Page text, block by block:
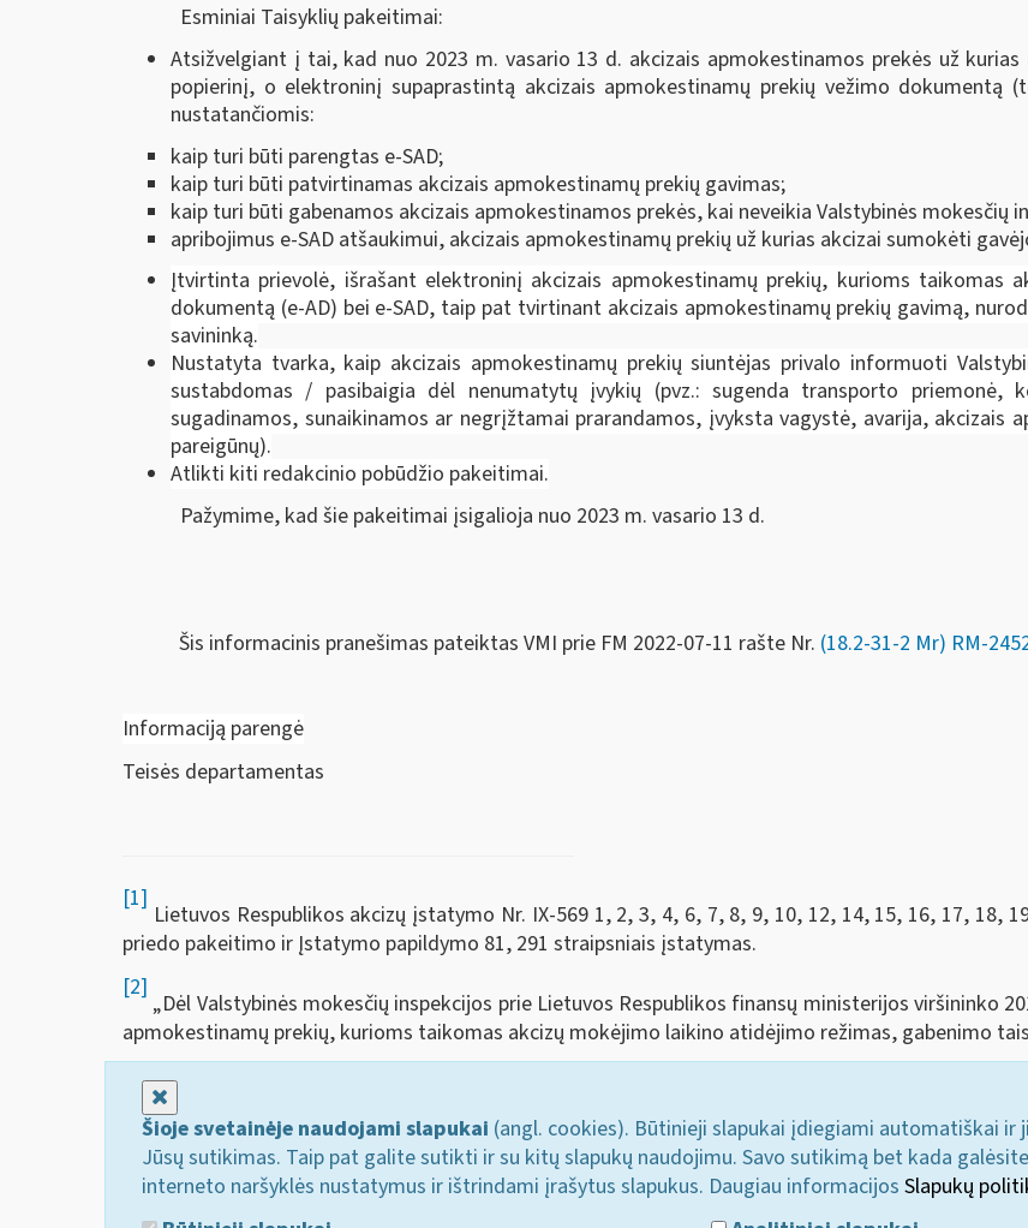
Esminiai Taisyklių pakeitimai:
Atsižvelgiant į tai, kad nuo 2023 m. vasario 13 d. akcizais apmokestinamos prekės už
popierinį, o elektroninį supaprastintą akcizais apmokestinamų prekių vežimo dokumentą
nustatančiomis:
kaip turi būti parengtas e-SAD;
kaip turi būti patvirtinamas akcizais apmokestinamų prekių gavimas;
kaip turi būti gabenamos akcizais apmokestinamos prekės, kai neveikia Valstybinės mokesčių
apribojimus e-SAD atšaukimui, akcizais apmokestinamų prekių už kurias akcizai sumokėti
Įtvirtinta prievolė, išrašant elektroninį akcizais apmokestinamų prekių, kurioms taikomas
dokumentą (e-AD) bei e-SAD, taip pat tvirtinant akcizais apmokestinamų prekių gavimą,
savininką.
Nustatyta tvarka, kaip akcizais apmokestinamų prekių siuntėjas privalo informuoti
sustabdomas / pasibaigia dėl nenumatytų įvykių (pvz.: sugenda transporto priemonė,
sugadinamos, sunaikinamos ar negrįžtamai prarandamos, įvyksta vagystė, avarija, akcizais
pareigūnų).
Atlikti kiti redakcinio pobūdžio pakeitimai.
Pažymime, kad šie pakeitimai įsigalioja nuo 2023 m. vasario 13 d.
Šis informacinis pranešimas pateiktas VMI prie FM 2022-07-11 rašte Nr. (18.2-31-2 Mr) RM-
Informaciją parengė
Teisės departamentas
[1]
Lietuvos Respublikos akcizų įstatymo Nr. IX-569 1, 2, 3, 4, 6, 7, 8, 9, 10, 12, 14, 15, 16, 17, 18,
priedo pakeitimo ir Įstatymo papildymo 81, 291 straipsniais įstatymas.
[2]
„Dėl Valstybinės mokesčių inspekcijos prie Lietuvos Respublikos finansų ministerijos viršininko
apmokestinamų prekių, kurioms taikomas akcizų mokėjimo laikino atidėjimo režimas, gabenimo
Šioje svetainėje naudojami slapukai (angl. cookies). Būtinieji slapukai įdiegiami automatiškai ir
Jūsų sutikimas. Taip pat galite sutikti ir su kitų slapukų naudojimu. Savo sutikimą bet kada
interneto naršyklės nustatymus ir ištrindami įrašytus slapukus. Daugiau informacijos Slapukų